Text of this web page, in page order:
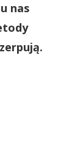
nas